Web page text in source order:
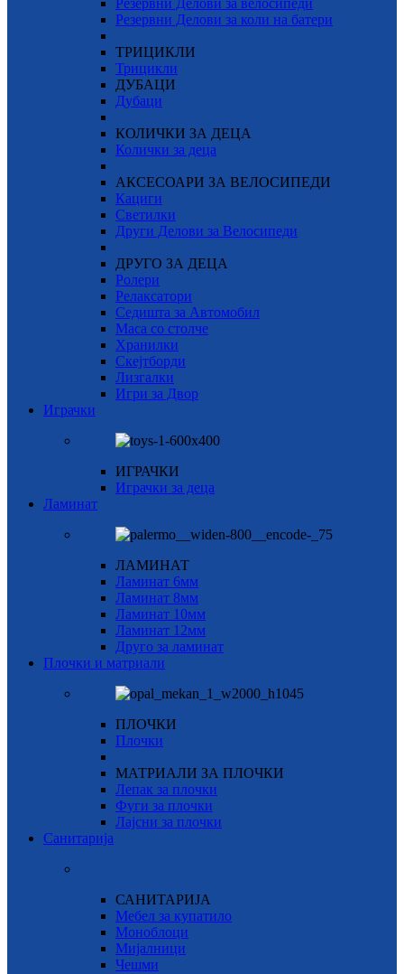
Резервни Делови за велосипеди
Резервни Делови за коли на батери
ТРИЦИКЛИ
Трицикли
ДУБАЦИ
Дубаци
КОЛИЧКИ ЗА ДЕЦА
Колички за деца
АКСЕСОАРИ ЗА ВЕЛОСИПЕДИ
Кациги
Светилки
Други Делови за Велосипеди
ДРУГО ЗА ДЕЦА
Ролери
Релаксатори
Седишта за Автомобил
Маса со столче
Хранилки
Скејтборди
Лизгалки
Игри за Двор
Играчки
ИГРАЧКИ
Играчки за деца
Ламинат
ЛАМИНАТ
Ламинат 6мм
Ламинат 8мм
Ламинат 10мм
Ламинат 12мм
Друго за ламинат
Плочки и матриали
ПЛОЧКИ
Плочки
МАТРИАЛИ ЗА ПЛОЧКИ
Лепак за плочки
Фуги за плочки
Лајсни за плочки
Санитарија
САНИТАРИЈА
Мебел за купатило
Моноблоци
Мијалници
Чешми